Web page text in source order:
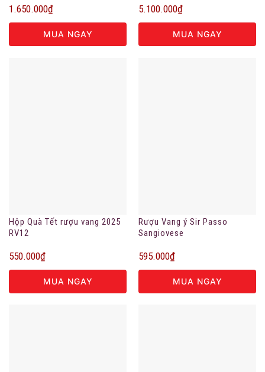
1.650.000₫
MUA NGAY
5.100.000₫
MUA NGAY
Hộp Quà Tết rượu vang 2025
RV12
550.000₫
MUA NGAY
Rượu Vang ý Sir Passo
Sangiovese
595.000₫
MUA NGAY